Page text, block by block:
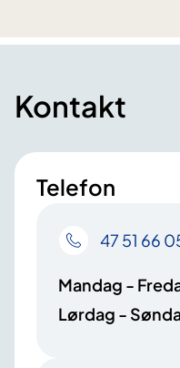
Kontakt
Telefon
47 51 66
Mandag -
Lørdag -